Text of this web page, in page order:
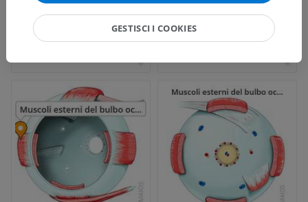
GESTISCI I COOKIES